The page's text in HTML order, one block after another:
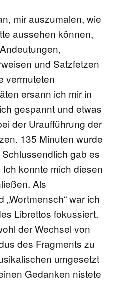
mir auszumalen, wie
aussehen können,
und Satzfetzen
vermuteten
ersann ich mir in
gespannt und etwas
der Uraufführung der
135 Minuten wurde
gab es
konnte mich diesen
Als
war ich
Librettos fokussiert.
der Wechsel von
des Fragments zu
umgesetzt
Gedanken nistete